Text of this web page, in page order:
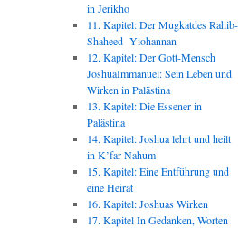
in Jerikho
11. Kapitel: Der Mugkatdes Rahib-
Shaheed Yiohannan
12. Kapitel: Der Gott-Mensch
JoshuaImmanuel: Sein Leben und
Wirken in Palästina
13. Kapitel: Die Essener in
Palästina
14. Kapitel: Joshua lehrt und heilt
in K’far Nahum
15. Kapitel: Eine Entführung und
eine Heirat
16. Kapitel: Joshuas Wirken
17. Kapitel In Gedanken, Worten